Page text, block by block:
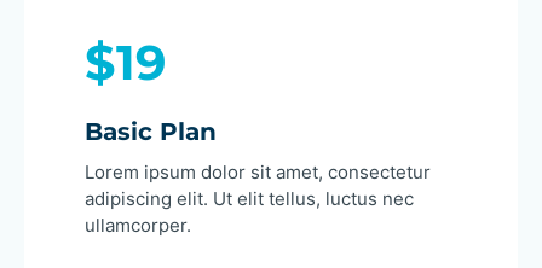
$19
Basic Plan
Lorem ipsum dolor sit amet, consectetur
adipiscing elit. Ut elit tellus, luctus nec
ullamcorper.